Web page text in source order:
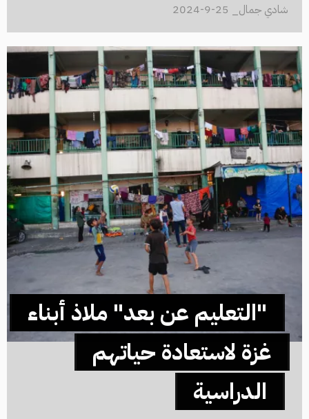
شادي جمال_ 25-9-2024
"التعليم عن بعد" ملاذ أبناء
غزة لاستعادة حياتهم
الدراسية